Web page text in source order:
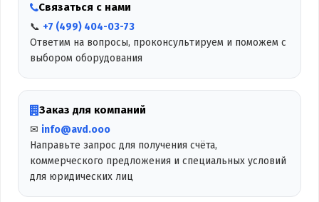
Связаться с нами
📞 +7 (499) 404-03-73
Ответим на вопросы, проконсультируем и поможем с
выбором оборудования
Заказ для компаний
✉ info@avd.ooo
Направьте запрос для получения счёта,
коммерческого предложения и специальных условий
для юридических лиц